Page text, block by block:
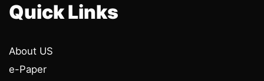
Quick Links
About US
e-Paper